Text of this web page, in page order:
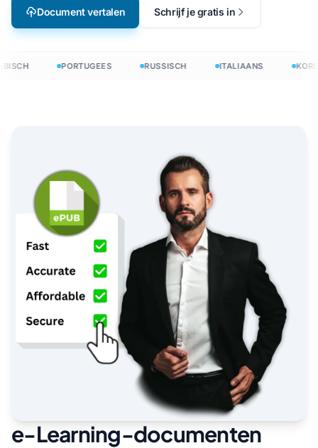
Document vertalen Schrijf je gratis in
PORTUGEES RUSSISCH ITALIAANS
e-Learning-documenten